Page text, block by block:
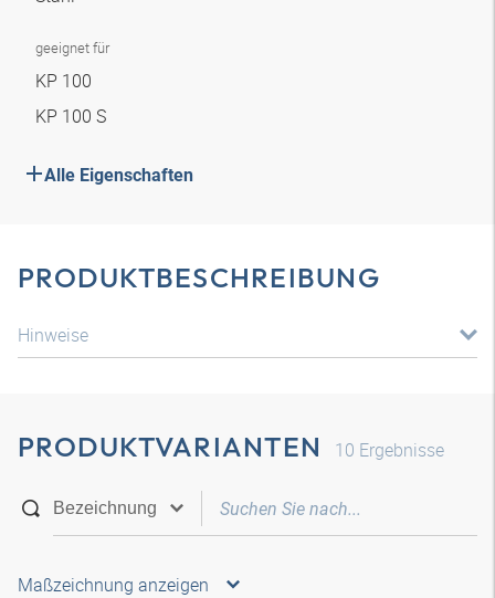
geeignet für
KP 100
KP 100 S
Alle Eigenschaften
PRODUKTBESCHREIBUNG
Hinweise
PRODUKTVARIANTEN 10 Ergebnisse
Maßzeichnung anzeigen